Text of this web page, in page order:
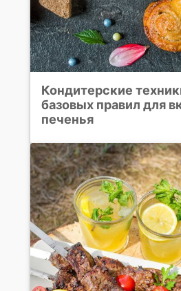
Кондитерские
базовых правил для
печенья